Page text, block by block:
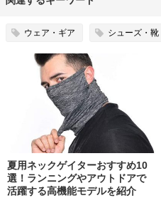
ウェア・ギア シューズ・靴
夏用ネックゲイターおすすめ10
選！ランニングやアウトドアで
活躍する高機能モデルを紹介